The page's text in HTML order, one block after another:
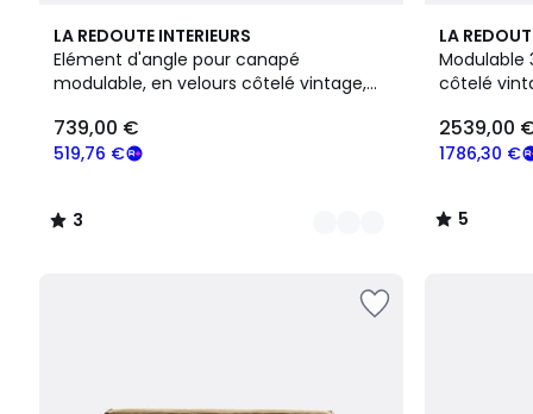
LA REDOUTE INTERIEURS
Elément d'angle pour canapé
modulable, en velours côtelé vintage,
€
souscrivez
programme
519,76 €
739,00 €
3
/
5
4
Couleurs
3
/
LA
Modulable
côtelé
1786,30 €
2539,00
5
/
5
4
Couleurs
5
/